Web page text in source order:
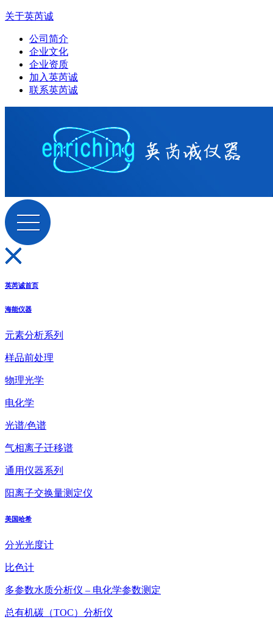
关于英芮诚
公司简介
企业文化
企业资质
加入英芮诚
联系英芮诚
英芮诚首页
海能仪器
元素分析系列
样品前处理
物理光学
电化学
光谱/色谱
气相离子迁移谱
通用仪器系列
阳离子交换量测定仪
美国哈希
分光光度计
比色计
多参数水质分析仪 – 电化学参数测定
总有机碳（TOC）分析仪